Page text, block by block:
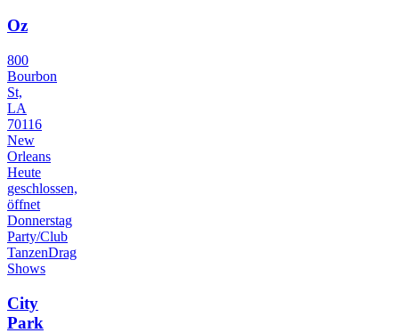
Oz
800
Bourbon
St,
LA
70116
New
Orleans
Heute
geschlossen,
öffnet
Donnerstag
Party/Club
TanzenDrag
Shows
City
Park